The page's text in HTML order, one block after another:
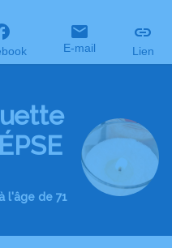
E-mail Lien
l'âge de 71